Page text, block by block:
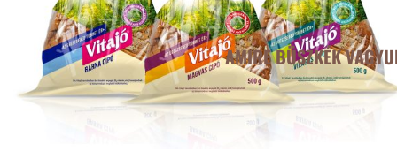
AMIRE BÜSZKÉK